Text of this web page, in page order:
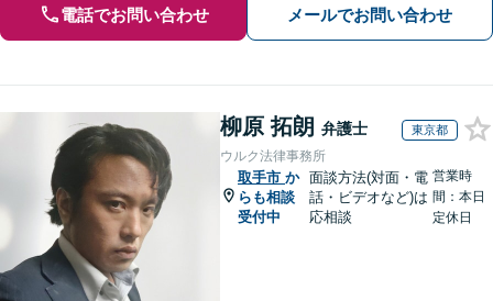
電話でお問い合わせ メールでお問い合わせ
柳原 拓朗 弁護士 東京都
ウルク法律事務所
取手市 か
らも相談
受付中
面談方法(対面・電
話・ビデオなど)は
応相談
営業時
間：本日
定休日